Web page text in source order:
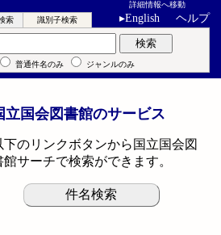
詳細情報へ移動
▸English ヘルプ
索 識別子検索
検索
普通件名のみ ジャンルのみ
立国会図書館のサービス
下のリンクボタンから国立国会図
館サーチで検索ができます。
件名検索